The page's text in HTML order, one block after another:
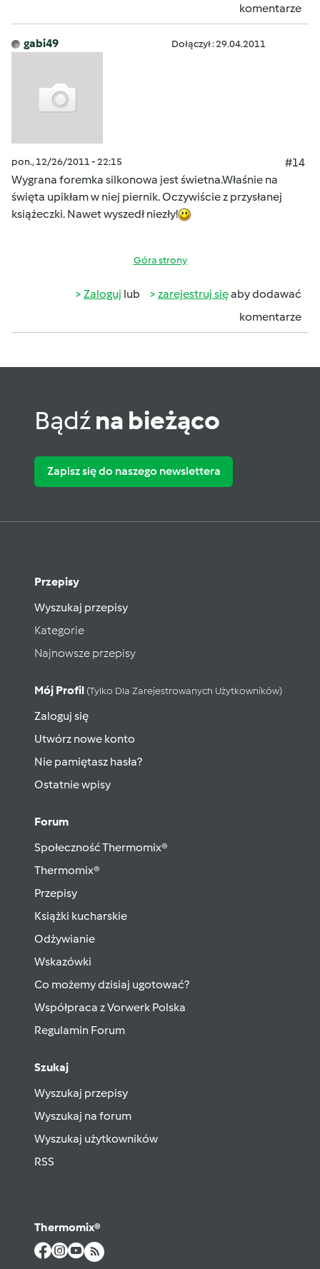
komentarze
gabi49 Dołączył : 29.04.2011
pon., 12/26/2011 - 22:15
#14
Wygrana foremka silkonowa jest świetna.Właśnie na
święta upikłam w niej piernik. Oczywiście z przysłanej
książeczki. Nawet wyszedł niezły!
Góra strony
Zaloguj lub zarejestruj sięaby dodawać
komentarze
Bądźna bieżąco
Zapisz się do naszego newslettera
Przepisy
Wyszukaj przepisy
Kategorie
Najnowsze przepisy
Mój Profil (tylko Dla Zarejestrowanych Użytkowników)
Zaloguj się
Utwórz nowe konto
Nie pamiętasz hasła?
Ostatnie wpisy
Forum
Społeczność Thermomix®
Thermomix®
Przepisy
Książki kucharskie
Odżywianie
Wskazówki
Co możemy dzisiaj ugotować?
Współpraca z Vorwerk Polska
Regulamin Forum
Szukaj
Wyszukaj przepisy
Wyszukaj na forum
Wyszukaj użytkowników
RSS
Thermomix®